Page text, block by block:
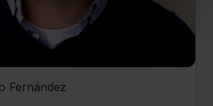
solo las esenciales
cookies excepto aquellas
seleccionas ninguna utilizaremos las
Fernández